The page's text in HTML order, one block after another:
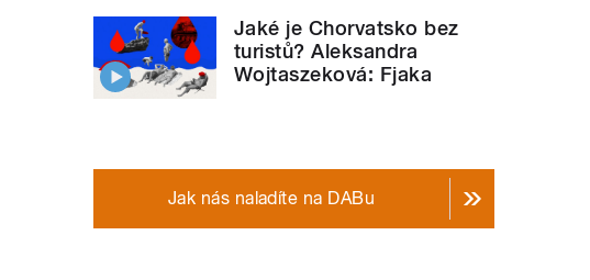
Jaké je Chorvatsko bez
turistů? Aleksandra
Wojtaszeková: Fjaka
Jak nás naladíte na DABu